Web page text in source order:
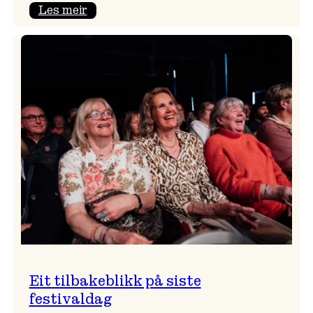
Les meir:
Eit tilbakeblikk på siste
festivaldag